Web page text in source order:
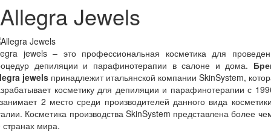
Allegra Jewels
jewels – это профессиональная косметика для
депиляции и парафинотерапии в салоне и дома.
jewels принадлежит итальянской компании SkinSystem,
косметику для депиляции и парафинотерапии с
2 место среди производителей данного вида
Косметика производства SkinSystem представлена более
странах мира.